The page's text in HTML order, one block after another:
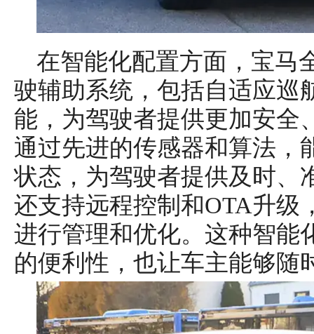
在智能化配置方面，宝马
驶辅助系统，包括自适应巡
能，为驾驶者提供更加安全
通过先进的传感器和算法，
状态，为驾驶者提供及时、
还支持远程控制和OTA升级
进行管理和优化。这种智能
的便利性，也让车主能够随